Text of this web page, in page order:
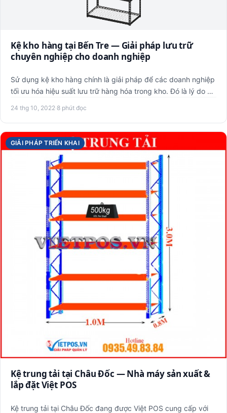
Kệ kho hàng tại Bến Tre — Giải pháp lưu trữ
chuyên nghiệp cho doanh nghiệp
Sử dụng kệ kho hàng chính là giải pháp để các doanh nghiệp
tối ưu hóa hiệu suất lưu trữ hàng hóa trong kho. Đó là lý do …
24 thg 10, 2022·8 phút đọc
GIẢI PHÁP TRIỂN KHAI
Kệ trung tải tại Châu Đốc — Nhà máy sản xuất &
lắp đặt Việt POS
Kệ trung tải tại Châu Đốc đang được Việt POS cung cấp với